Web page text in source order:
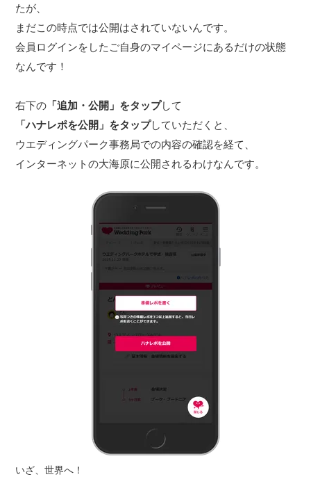
たが、
まだこの時点では公開はされていないんです。
会員ログインをしたご自身のマイページにあるだけの状態
なんです！
右下の 「追加・公開」をタップして
「ハナレポを公開」をタップしていただくと、
ウエディングパーク事務局での内容の確認を経て、
インターネットの大海原に公開されるわけなんです。
いざ、世界へ！